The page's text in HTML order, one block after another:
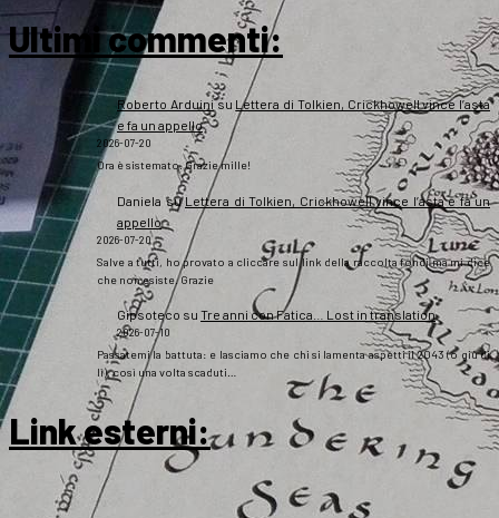
Ultimi commenti:
Roberto Arduinisu Lettera di Tolkien, Crickhowell vince l’asta
e fa un appello
2026-07-20
Ora è sistemato. Grazie mille!
Daniela suLettera di Tolkien, Crickhowell vince l’asta e fa un
appello
2026-07-20
Salve a tutti, ho provato a cliccare sul link della raccolta fondi ma mi dice
che non esiste. Grazie
Gipsoteco su Tre anni con Fatica… Lost in translation
2026-07-10
Passatemi la battuta: e lasciamo che chi si lamenta aspetti il 2043 (o giù di
lì), così una volta scaduti…
Link esterni: